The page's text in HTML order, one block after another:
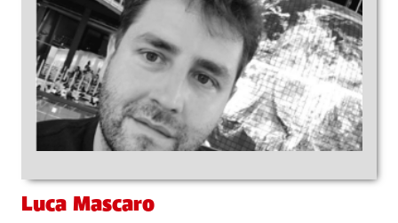
Luca Mascaro